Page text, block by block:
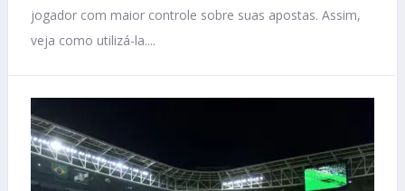
jogador com maior controle sobre suas apostas. Assim,
veja como utilizá-la....